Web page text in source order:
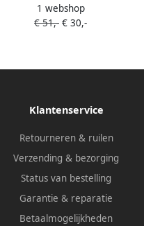
douchearm 15cm chroom
1 webshop
€ 51,- € 30,-
Klantenservice
Retourneren & ruilen
Verzending & bezorging
Status van bestelling
Garantie & reparatie
Betaalmogelijkheden